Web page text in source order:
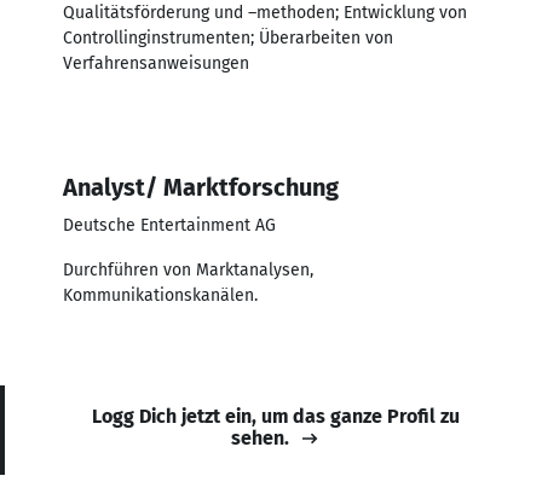
Qualitätsförderung und –methoden; Entwicklung von
Controllinginstrumenten; Überarbeiten von
Verfahrensanweisungen
Analyst/ Marktforschung
Deutsche Entertainment AG
Durchführen von Marktanalysen,
Kommunikationskanälen.
Logg Dich jetzt ein, um das ganze Profil zu
sehen.